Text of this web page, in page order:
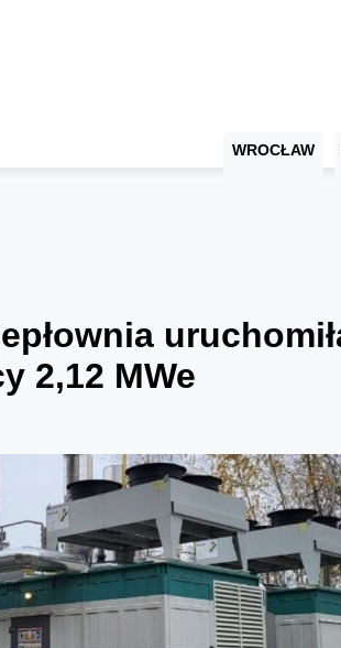
WROCŁAW
2,12 MWe